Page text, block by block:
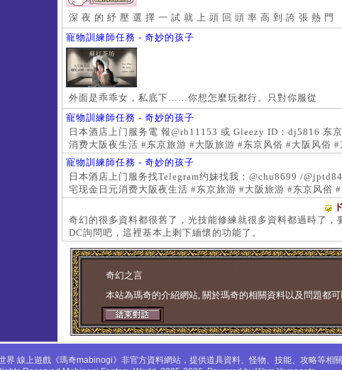
深 夜 的 紓 壓 選 擇 一 試 就 上 頭 回 頭 率 高 到 誇 張 熱 門
寵物訓練師任務 - 奇妙的孩子
外面是乖乖女，私底下……你想怎麼玩都行。只對你服從
寵物訓練師任務 - 奇妙的孩子
日本酒店上门服务電 報@rb11153 或 Gleezy ID：dj5816 东
消费大阪夜生活 #东京旅游 #大阪旅游 #东京风俗 #大阪风俗
京上门服务 #大阪上门服务新宿风俗 #梅田风俗 #歌舞伎町 #
本萝莉 #大阪萝莉 #日本学生妹
寵物訓練師任務 - 奇妙的孩子
日本酒店上门服务找Telegram约妹找我：@chu8699 /
宅现金日元消费大阪夜生活 #东京旅游 #大阪旅游 #东京风俗
大阪外约 #东京上门服务 #大阪上门服务新宿风俗 #梅田风俗
#日本女孩 #大阪女孩 #日本萝莉 #大阪萝莉 #日本学生妹
奇幻的很多資料都很舊了，光技能修練就很多資料都過時了，
DC詢問吧，這裡基本上剩下緬懷的功能了。
奇幻之言
本站為瑪奇的介紹網站, 關於瑪奇的相關資料以及問題都
界 線上遊戲《瑪奇mabinogi》非官方資料網站，提供道具資料、怪物、技能、攻略等相